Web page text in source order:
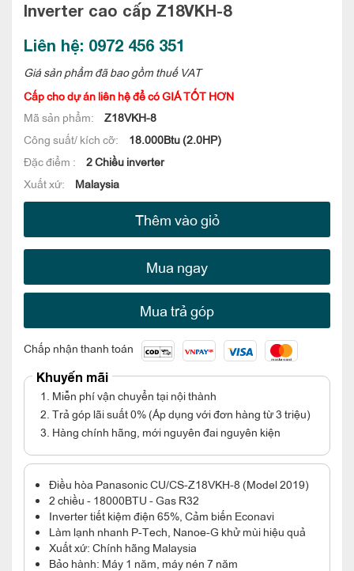
Inverter cao cấp Z18VKH-8
Liên hệ: 0972 456 351
Giá sản phẩm đã bao gồm thuế VAT
Cấp cho dự án liên hệ để có GIÁ TỐT HƠN
Mã sản phẩm:
Z18VKH-8
Công suất/ kích cỡ:
18.000Btu (2.0HP)
Đặc điểm :
2 Chiều inverter
Xuất xứ:
Malaysia
Thêm vào giỏ
Mua ngay
Mua trả góp
Chấp nhận thanh toán
Khuyến mãi
1. Miễn phí vận chuyển tại nội thành
2. Trả góp lãi suất 0% (Áp dụng với đơn hàng từ 3 triệu)
3. Hàng chính hãng, mới nguyên đai nguyên kiện
Điều hòa Panasonic CU/CS-Z18VKH-8 (Model 2019)
2 chiều - 18000BTU - Gas R32
Inverter tiết kiệm điện 65%, Cảm biến Econavi
Làm lạnh nhanh P-Tech, Nanoe-G khử mùi hiệu quả
Xuất xứ: Chính hãng Malaysia
Bảo hành: Máy 1 năm, máy nén 7 năm